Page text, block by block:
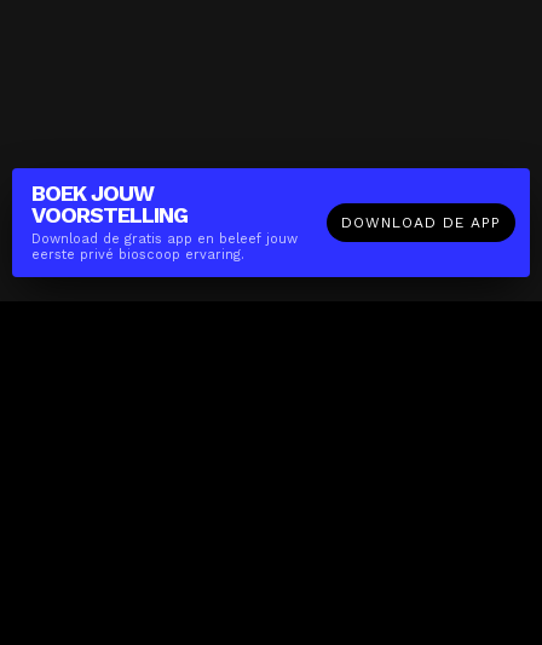
BOEK JOUW
VOORSTELLING
Download de gratis app en beleef jouw
eerste privé bioscoop ervaring.
DOWNLOAD DE APP